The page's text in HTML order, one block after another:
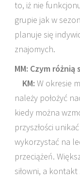
to, iż nie
grupie jak w
planuje się
znajomych.
MM: Czym
KM: W okresie
należy położyć
kiedy można
przyszłości
wykorzystać na
przeciążeń.
siłowni, a kontakt